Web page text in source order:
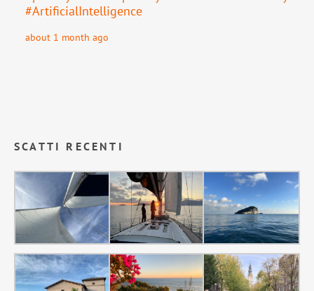
#ArtificialIntelligence
about 1 month ago
SCATTI RECENTI